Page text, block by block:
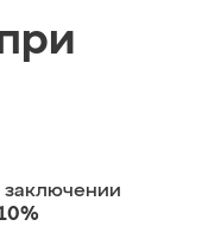
заключении